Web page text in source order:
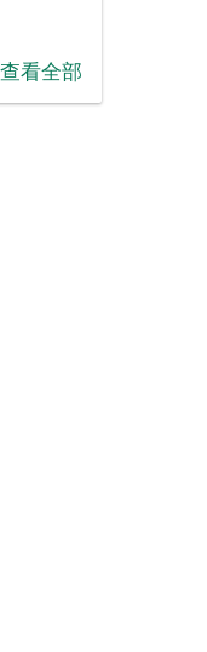
查看全部